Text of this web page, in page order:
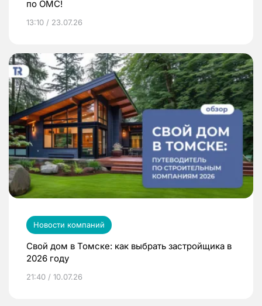
по ОМС!
13:10 / 23.07.26
Новости компаний
Свой дом в Томске: как выбрать застройщика в
2026 году
21:40 / 10.07.26